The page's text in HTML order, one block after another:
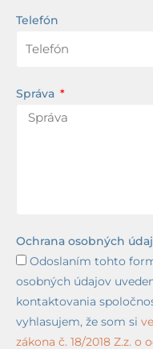
Telefón
Správa
Ochrana osobných
Odoslaním tohto
osobných údajov
kontaktovania
vyhlasujem, že som si
zákona č. 18/2018 Z.z. o